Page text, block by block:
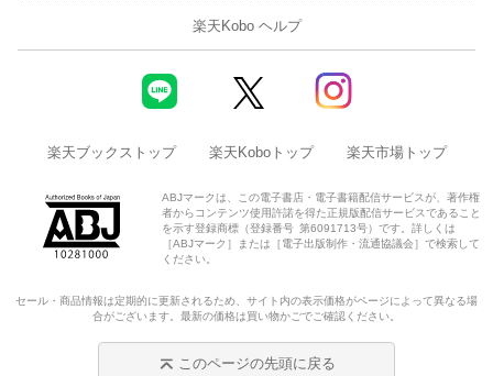
楽天Kobo ヘルプ
楽天ブックストップ 楽天Koboトップ 楽天市場トップ
ABJマークは、この電子書店・電子書籍配信サービスが、著作権
者からコンテンツ使用許諾を得た正規版配信サービスであること
を示す登録商標（登録番号 第6091713号）です。詳しくは
［ABJマーク］または［電子出版制作・流通協議会］で検索して
ください。
セール・商品情報は定期的に更新されるため、サイト内の表示価格がページによって異なる場
合がございます。最新の価格は買い物かごでご確認ください。
このページの先頭に戻る